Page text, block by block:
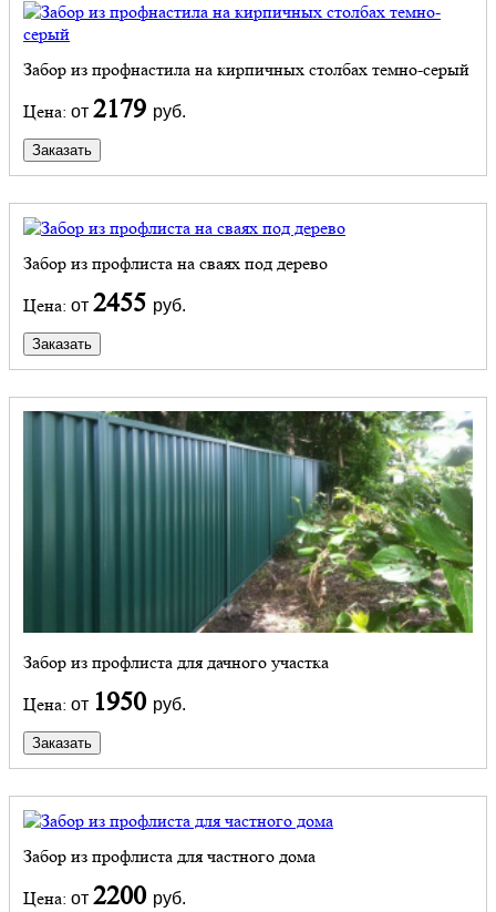
Забор из профнастила на кирпичных столбах темно-серый
Цена: от 2179 руб.
Заказать
Забор из профлиста на сваях под дерево
Цена: от 2455 руб.
Заказать
Забор из профлиста для дачного участка
Цена: от 1950 руб.
Заказать
Забор из профлиста для частного дома
Цена: от 2200 руб.